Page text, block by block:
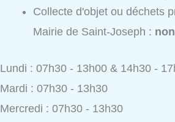
Collecte d'objet ou déchets
Mairie de Saint-Joseph :
Lundi : 07h30 - 13h00 & 14h30 -
Mardi : 07h30 - 13h30
Mercredi : 07h30 - 13h30